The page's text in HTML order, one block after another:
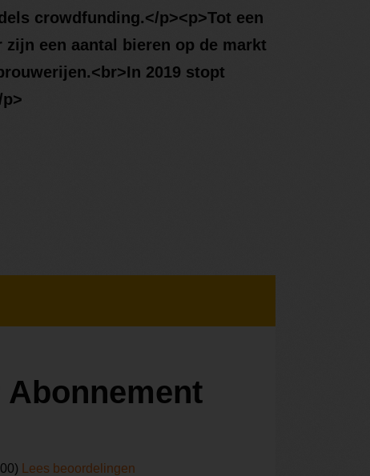
crowdfunding.</p><p>Tot een
een aantal bieren op de markt
2019 stopt
Abonnement
Lees beoordelingen